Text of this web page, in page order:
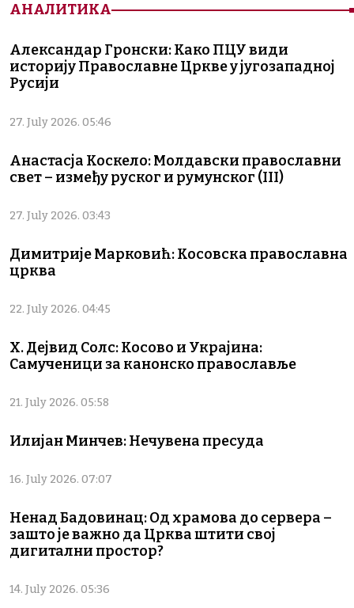
АНАЛИТИКА
Александар Гронски: Како ПЦУ види
историју Православне Цркве у југозападној
Русији
27. July 2026. 05:46
Анастасја Коскело: Молдавски православни
свет – између руског и румунског (III)
27. July 2026. 03:43
Димитрије Марковић: Косовска православна
црква
22. July 2026. 04:45
Х. Дејвид Солс: Косово и Украјина:
Самученици за канонско православље
21. July 2026. 05:58
Илијан Минчев: Нечувена пресуда
16. July 2026. 07:07
Ненад Бадовинац: Од храмова до сервера –
зашто је важно да Црква штити свој
дигитални простор?
14. July 2026. 05:36